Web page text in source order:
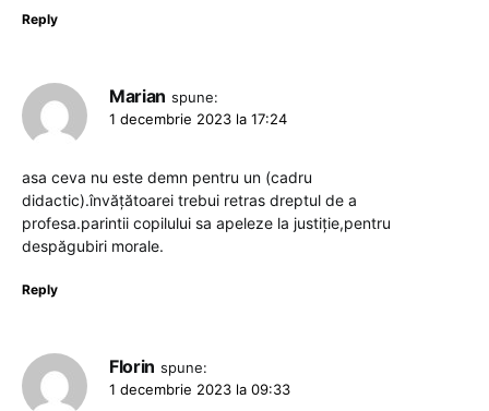
Reply
Marian spune:
1 decembrie 2023 la 17:24
asa ceva nu este demn pentru un (cadru
didactic).învățătoarei trebui retras dreptul de a
profesa.parintii copilului sa apeleze la justiție,pentru
despăgubiri morale.
Reply
Florin spune:
1 decembrie 2023 la 09:33